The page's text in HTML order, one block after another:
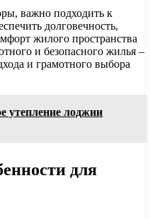
важно подходить к
долговечность,
жилого пространства
и безопасного жилья –
и грамотного выбора
утепление лоджии
для